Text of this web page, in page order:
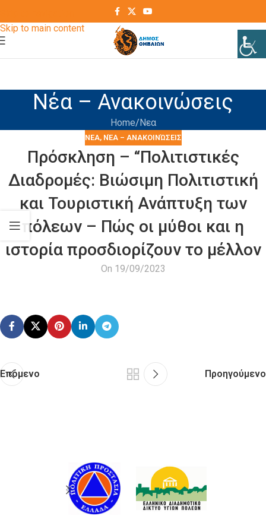
Skip to main content
Νέα – Ανακοινώσεις
Home Νεα
ΝΕΑ, ΝΈΑ – ΑΝΑΚΟΙΝΏΣΕΙΣ
Πρόσκληση – “Πολιτιστικές
Διαδρομές: Βιώσιμη Πολιτιστική
και Τουριστική Ανάπτυξη των
πόλεων – Πώς οι μύθοι και η
ιστορία προσδιορίζουν το μέλλον
On 19/09/2023
Επόμενο Προηγούμενο